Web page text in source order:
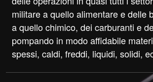
militare a quello alimentare e delle
a quello chimico, dei carburanti e
pompando in modo affidabile
spessi, caldi, freddi, liquidi, solidi,